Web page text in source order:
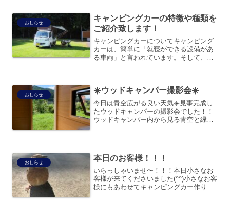
おしらせ
キャンピングカーの特徴や種類を
ご紹介致します！
キャンピングカーについてキャンピング
カーは、簡単に「就寝ができる設備があ
る車両」と言われています。そして、キ
持って頂ければと思います。...
おしらせ ☀️ウッドキャンパー撮影会☀️
今日は青空広がる良い天気☀️見事完成し
たウッドキャンパーの撮影会でした！！
ウッドキャンパー内から見る青空と緑が
来店、なんで...
おしらせ 本日のお客様！！！
いらっしゃいませ〜！！！本日小さなお
客様が来てくださいました(^^)小さなお客
様にもあわせてキャンピングカー作りま